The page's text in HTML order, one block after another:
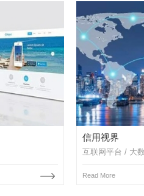
信用视界
互联网平台 / 大
Read More